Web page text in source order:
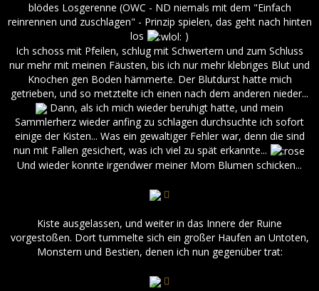
blödes Losgerenne (OWC - ND niemals mit dem "Einfach
reinrennen und zuschlagen" - Prinzip spielen, das geht nach hinten
los
)
Ich schoss mit Pfeilen, schlug mit Schwertern und zum Schluss
nur mehr mit meinen Fäusten, bis ich nur mehr klebriges Blut und
Knochen gen Boden hämmerte. Der Blutdurst hatte mich
getrieben, und so metztelte ich einen nach dem anderen nieder...
Dann, als ich mich wieder beruhigt hatte, und mein
Sammlerherz wieder anfing zu schlagen durchsuchte ich sofort
einige der Kisten... Was ein gewaltiger Fehler war, denn die sind
nun mit Fallen gesichert, was ich viel zu spät erkannte...
Und wieder konnte irgendwer meiner Mom Blumen schicken...
Kiste ausgelassen, und weiter in das Innere der Ruine
vorgestoßen. Dort tummelte sich ein großer Haufen an Untoten,
Monstern und Bestien, denen ich nun gegenüber trat: